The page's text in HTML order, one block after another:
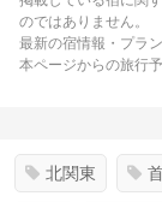
のではありません。
最新の宿情報・プラ
本ページからの旅行
北関東